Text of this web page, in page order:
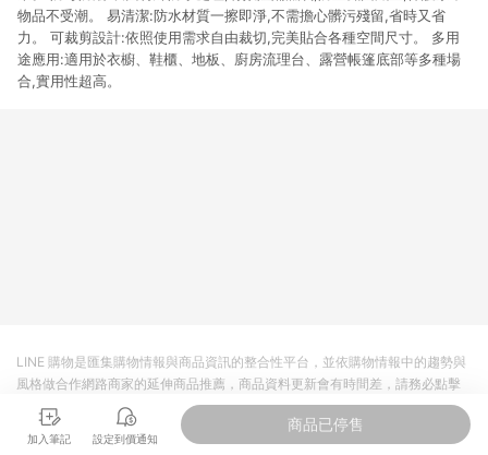
物品不受潮。 易清潔:防水材質一擦即淨,不需擔心髒污殘留,省時又省
力。 可裁剪設計:依照使用需求自由裁切,完美貼合各種空間尺寸。 多用
途應用:適用於衣櫥、鞋櫃、地板、廚房流理台、露營帳篷底部等多種場
合,實用性超高。
加入筆記 設定到價通知
商品已停售
LINE 購物是匯集購物情報與商品資訊的整合性平台，並依購物情報中的趨勢與
風格做合作網路商家的延伸商品推薦，商品資料更新會有時間差，請務必點擊
商品至各合作網路商家，確認現售價與購物條件，一切資訊以合作廠商網頁為
準。